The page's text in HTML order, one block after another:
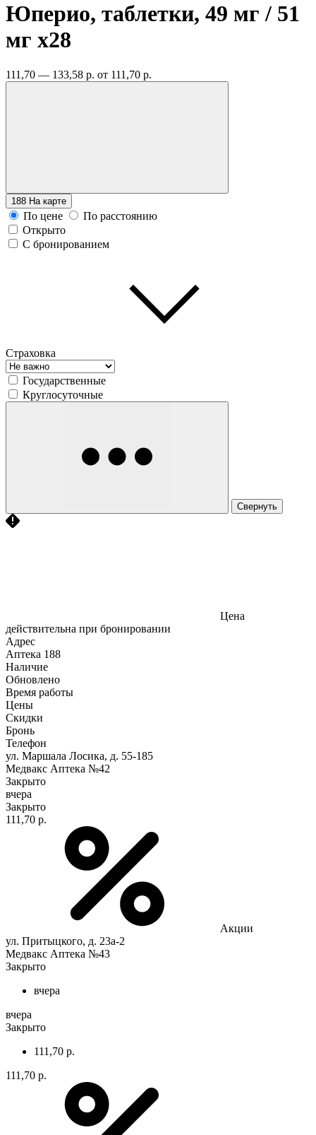
Юперио, таблетки, 49 мг / 51
мг x28
111,70 — 133,58 р. от 111,70 р.
188 На карте
По цене
По расстоянию
Открыто
С бронированием
Страховка
Государственные
Круглосуточные
Свернуть
Цена
действительна при бронировании
Адрес
Аптека 188
Наличие
Обновлено
Время работы
Цены
Скидки
Бронь
Телефон
ул. Маршала Лосика, д. 55-185
Медвакс Аптека №42
Закрыто
вчера
Закрыто
111,70 р.
Акции
ул. Притыцкого, д. 23а-2
Медвакс Аптека №43
Закрыто
вчера
вчера
Закрыто
111,70 р.
111,70 р.